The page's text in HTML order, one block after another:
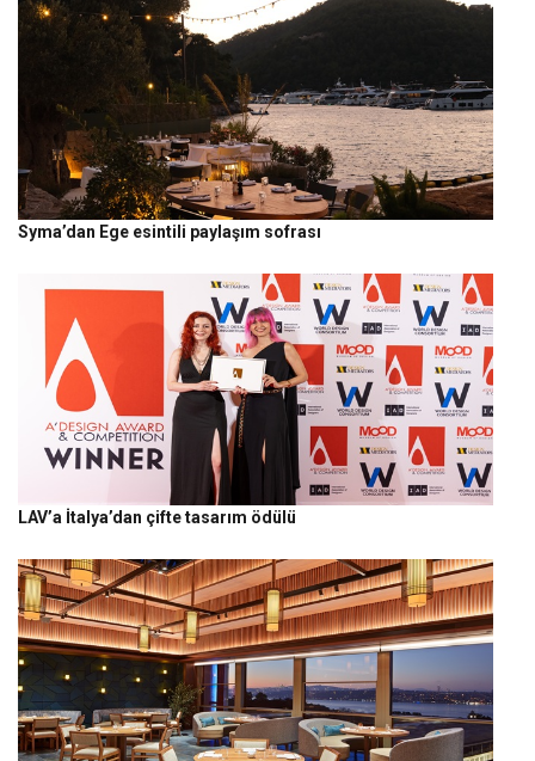
Syma’dan Ege esintili paylaşım sofrası
LAV’a İtalya’dan çifte tasarım ödülü